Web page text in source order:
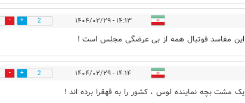
۱۴:۱۳ - ۱۴۰۴/۰۲/۲۹ 2
این مفاسد فوتبال همه از بی عرضگی مجلس است !
۱۴:۱۴ - ۱۴۰۴/۰۲/۲۹ 2
یک مشت بچه نماینده لوس ، کشور را به قهقرا برده اند !